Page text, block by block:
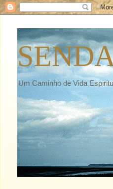
Um Caminho de Vida